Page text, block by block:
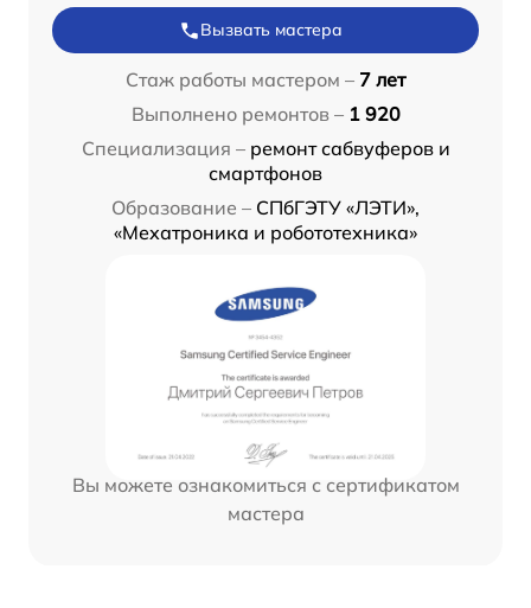
Вызвать мастера
Стаж работы мастером – 7 лет
Выполнено ремонтов – 1 920
Специализация – ремонт сабвуферов и
смартфонов
Образование – СПбГЭТУ «ЛЭТИ»,
«Мехатроника и робототехника»
Вы можете ознакомиться с сертификатом
мастера